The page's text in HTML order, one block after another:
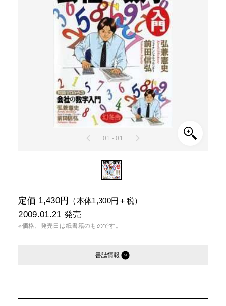
01 - 01
定価 1,430円 （本体1,300円＋税）
2009.01.21 発売
※価格、発売日は紙書籍のものです。
書誌情報